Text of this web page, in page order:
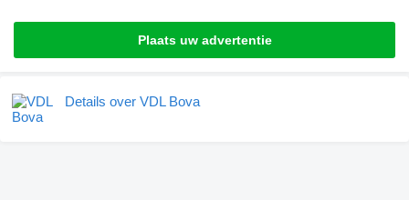
Plaats uw advertentie
Details over VDL Bova